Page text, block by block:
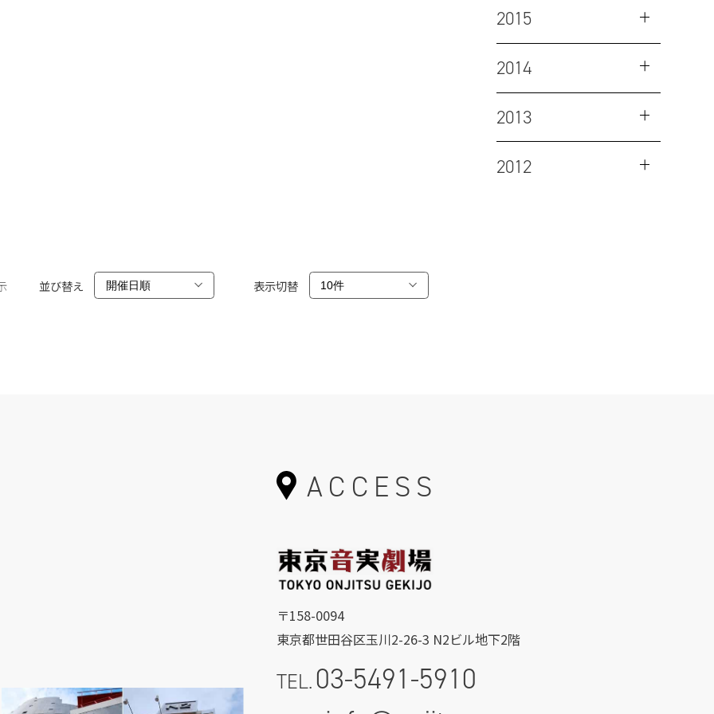
2015
2014
2013
2012
並び替え 表示切替
ACCESS
〒158-0094
東京都世田谷区玉川2-26-3 N2ビル地下2階
TEL.03-5491-5910